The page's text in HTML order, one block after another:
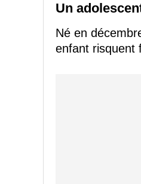
Un
Né en
enfant risquent